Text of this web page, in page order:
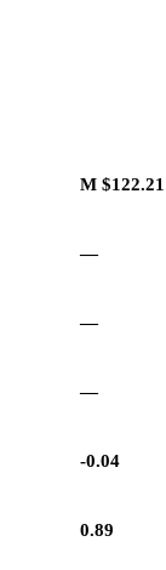
$122.21 M
—
—
—
-0.04
0.89